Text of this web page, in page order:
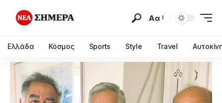
Αα
Ελλάδα Κόσμος Sports Style Travel